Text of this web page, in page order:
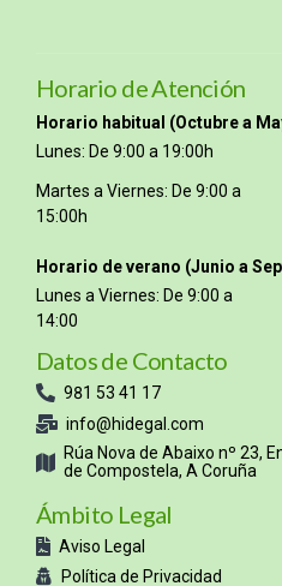
Horario de Atención
Horario habitual (Octubre a
Lunes: De 9:00 a 19:00h
Martes a Viernes: De 9:00 a
15:00h
Horario de verano (Junio a
Lunes a Viernes: De 9:00 a
14:00
Datos de Contacto
981 53 41 17
info@hidegal.com
Rúa Nova de Abaixo nº 23,
de Compostela, A Coruña
Ámbito Legal
Aviso Legal
Política de Privacidad